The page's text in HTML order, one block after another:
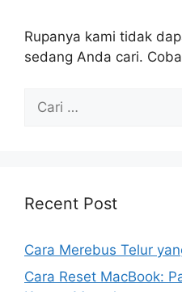
Rupanya kami tidak
sedang Anda cari.
untuk:
Recent Post
Cara Merebus Telur
Cara Reset MacBook: